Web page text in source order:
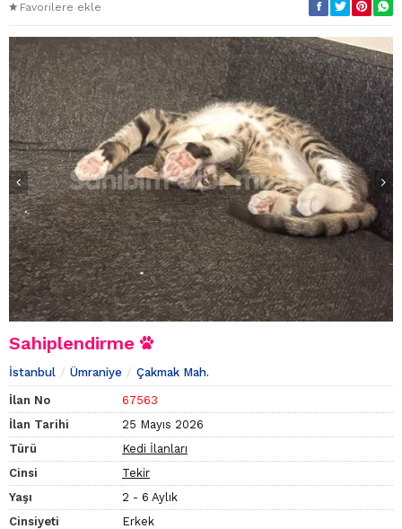
Favorilere ekle
Sahiplendirme
İstanbul Ümraniye Çakmak Mah.
İlan No
67563
İlan Tarihi
25 Mayıs 2026
Türü
Kedi İlanları
Cinsi
Tekir
Yaşı
2 - 6 Aylık
Cinsiyeti
Erkek